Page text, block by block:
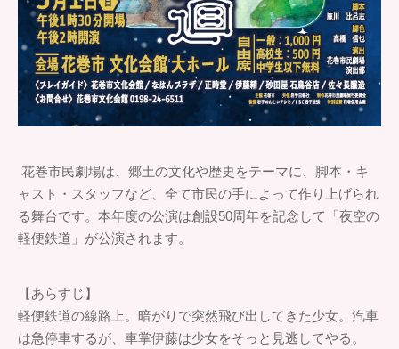
花巻市民劇場は、郷土の文化や歴史をテーマに、脚本・キ
ャスト・スタッフなど、全て市民の手によって作り上げられ
る舞台です。本年度の公演は創設50周年を記念して「夜空の
軽便鉄道」が公演されます。
【あらすじ】
軽便鉄道の線路上。暗がりで突然飛び出してきた少女。汽車
は急停車するが、車掌伊藤は少女をそっと見逃してやる。